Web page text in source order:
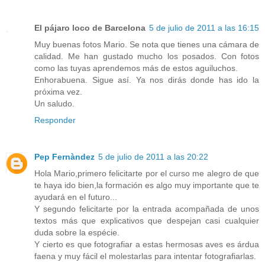
El pájaro loco de Barcelona 5 de julio de 2011 a las 16:15
Muy buenas fotos Mario. Se nota que tienes una cámara de
calidad. Me han gustado mucho los posados. Con fotos
como las tuyas aprendemos más de estos aguiluchos.
Enhorabuena. Sigue así. Ya nos dirás donde has ido la
próxima vez.
Un saludo.
Responder
Pep Fernàndez 5 de julio de 2011 a las 20:22
Hola Mario,primero felicitarte por el curso me alegro de que
te haya ido bien,la formación es algo muy importante que te
ayudará en el futuro...
Y segundo felicitarte por la entrada acompañada de unos
textos más que explicativos que despejan casi cualquier
duda sobre la espécie.
Y cierto es que fotografiar a estas hermosas aves es árdua
faena y muy fácil el molestarlas para intentar fotografiarlas.